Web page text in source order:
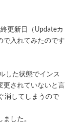
更新日（Updateカ
で入れてみたのです
した状態でインス
更されていないと言
消してしまうので
した。